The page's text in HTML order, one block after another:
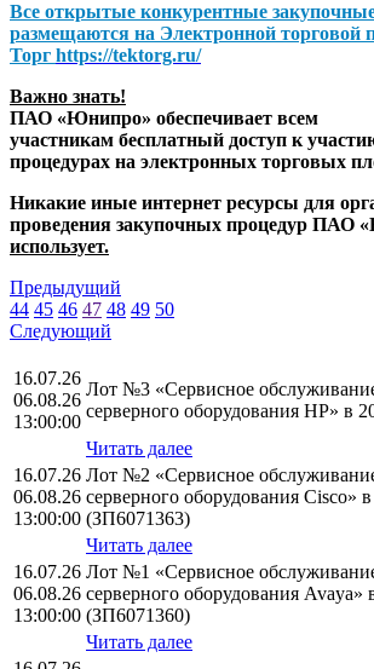
Все открытые конкурентные
размещаются на Электронной
Торг https://tektorg.ru/
Важно знать!
ПАО «Юнипро» обеспечивает всем
участникам бесплатный доступ к
процедурах на электронных торговых
Никакие иные интернет ресурсы для
проведения закупочных процедур ПАО
использует.
Предыдущий
44 45 46 47 48 49 50
Следующий
16.07.26
06.08.26
13:00:00
Лот №3 «Сервисное
серверного оборудования НР» в
Читать далее
16.07.26
06.08.26
13:00:00
Лот №2 «Сервисное
серверного оборудования Cisco» в
(ЗП6071363)
Читать далее
16.07.26
06.08.26
13:00:00
Лот №1 «Сервисное
серверного оборудования Avaya»
(ЗП6071360)
Читать далее